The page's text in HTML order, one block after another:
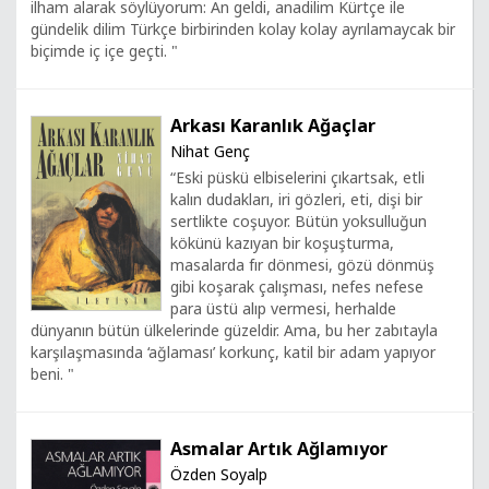
ilham alarak söylüyorum: An geldi, anadilim Kürtçe ile
gündelik dilim Türkçe birbirinden kolay kolay ayrılamaycak bir
biçimde iç içe geçti. "
Arkası Karanlık Ağaçlar
Nihat Genç
“Eski püskü elbiselerini çıkartsak, etli
kalın dudakları, iri gözleri, eti, dişi bir
sertlikte coşuyor. Bütün yoksulluğun
kökünü kazıyan bir koşuşturma,
masalarda fır dönmesi, gözü dönmüş
gibi koşarak çalışması, nefes nefese
para üstü alıp vermesi, herhalde
dünyanın bütün ülkelerinde güzeldir. Ama, bu her zabıtayla
karşılaşmasında ‘ağlaması’ korkunç, katil bir adam yapıyor
beni. "
Asmalar Artık Ağlamıyor
Özden Soyalp